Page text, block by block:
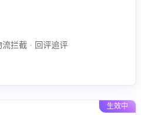
售后智能客服 · 智能建单 · 物流拦截 · 回评追评
生效中